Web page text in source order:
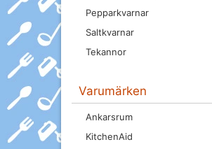
Pepparkvarnar
Saltkvarnar
Tekannor
Varumärken
Ankarsrum
KitchenAid